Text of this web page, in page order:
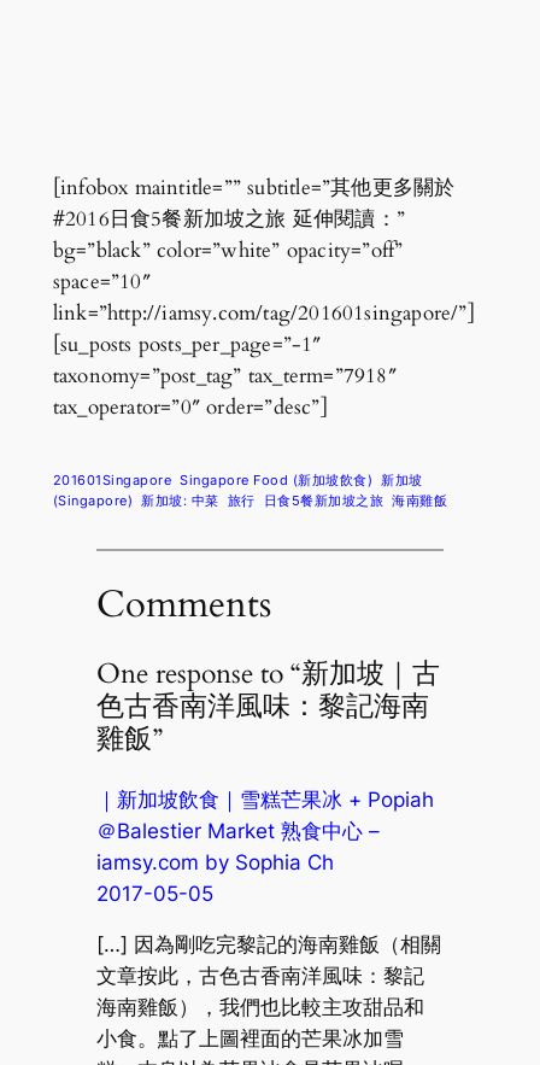
[infobox maintitle=”” subtitle=”其他更多關於
#2016日食5餐新加坡之旅 延伸閱讀：”
bg=”black” color=”white” opacity=”off”
space=”10″
link=”http://iamsy.com/tag/201601singapore/”]
[su_posts posts_per_page=”-1″
taxonomy=”post_tag” tax_term=”7918″
tax_operator=”0″ order=”desc”]
201601Singapore Singapore Food (新加坡飲食) 新加坡
(Singapore) 新加坡: 中菜 旅行 日食5餐新加坡之旅 海南雞飯
Comments
One response to “新加坡｜古
色古香南洋風味：黎記海南
雞飯”
｜新加坡飲食｜雪糕芒果冰 + Popiah
＠Balestier Market 熟食中心 –
iamsy.com by Sophia Ch
2017-05-05
[…] 因為剛吃完黎記的海南雞飯（相關
文章按此，古色古香南洋風味：黎記
海南雞飯），我們也比較主攻甜品和
小食。點了上圖裡面的芒果冰加雪